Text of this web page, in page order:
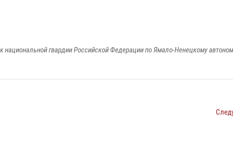
гвардии Российской Федерации по Ямало-Ненецкому